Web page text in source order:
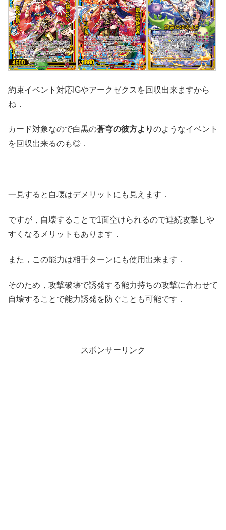
約束イベント対応IGやアークゼクスを回収出来ますから
ね．
カード対象なので白黒の蒼穹の彼方よりのようなイベント
を回収出来るのも◎．
一見すると自壊はデメリットにも見えます．
ですが，自壊することで1面空けられるので連続攻撃しや
すくなるメリットもあります．
また，この能力は相手ターンにも使用出来ます．
そのため，攻撃破壊で誘発する能力持ちの攻撃に合わせて
自壊することで能力誘発を防ぐことも可能です．
スポンサーリンク